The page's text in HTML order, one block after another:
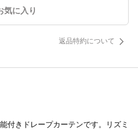
気に入り
返品特約について
付きドレープカーテンです。リズミ